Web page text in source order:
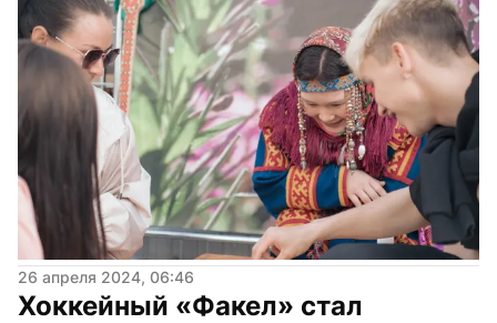
26 апреля 2024, 06:46
Хоккейный «Факел» стал